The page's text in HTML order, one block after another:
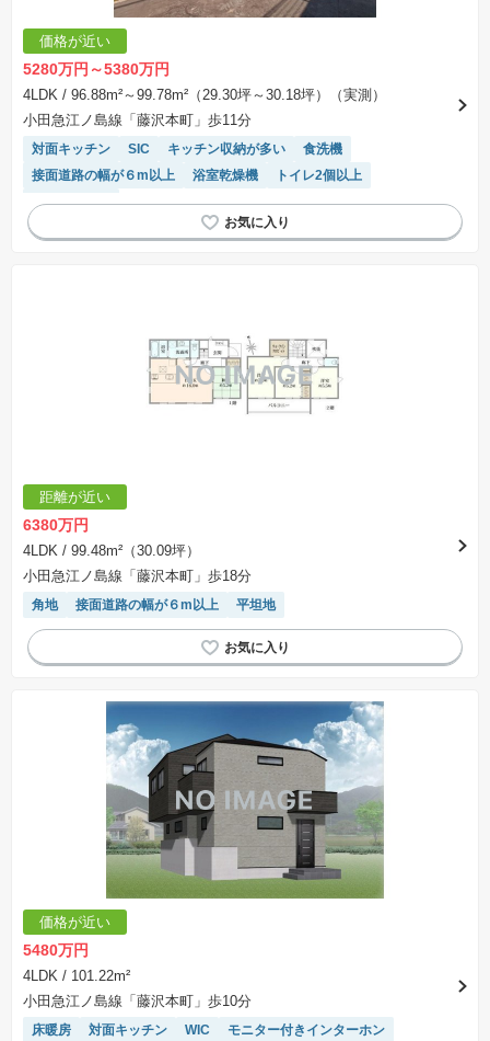
価格が近い
5280万円～5380万円
4LDK / 96.88m²～99.78m²（29.30坪～30.18坪）（実測）
小田急江ノ島線「藤沢本町」歩11分
対面キッチン SIC キッチン収納が多い
食洗機
接面道路の幅が６m以上
浴室乾燥機
トイレ2個以上
閑静な住宅地
距離が近い
6380万円
4LDK / 99.48m²（30.09坪）
小田急江ノ島線「藤沢本町」歩18分
角地 接面道路の幅が６m以上 平坦地
価格が近い
5480万円
4LDK / 101.22m²
小田急江ノ島線「藤沢本町」歩10分
床暖房 対面キッチン WIC モニター付きインターホン